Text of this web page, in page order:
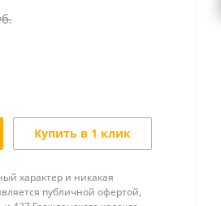
Купить в 1 клик
характер и никакая
публичной офертой,